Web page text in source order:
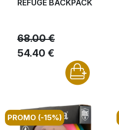
REFUGE BACKPACK
68.00 €
54.40 €
PROMO (-15%)